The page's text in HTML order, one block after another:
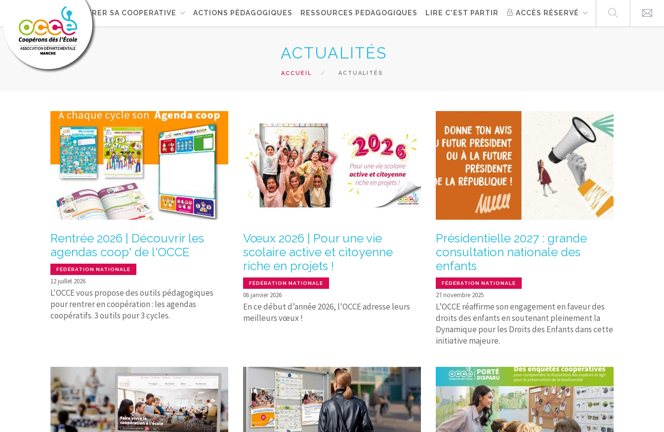
L'OCCE GERER SA COOPERATIVE ACTIONS PÉDAGOGIQUES RESSOURCES PEDAGOGIQUES LIRE C'EST PARTIR ACCÈS RÉSERVÉ
ACTUALITÉS
ACCUEIL ACTUALITÉS
Rentrée 2026 | Découvrir les
agendas coop' de l'OCCE
FÉDÉRATION NATIONALE
12 juillet 2026
L'OCCE vous propose des outils pédagogiques
pour rentrer en coopération : les agendas
coopératifs. 3 outils pour 3 cycles.
Vœux 2026 | Pour une vie
scolaire active et citoyenne
riche en projets !
FÉDÉRATION NATIONALE
06 janvier 2026
En ce début d’année 2026, l'OCCE adresse leurs
meilleurs vœux !
Présidentielle 2027 : grande
consultation nationale des
enfants
FÉDÉRATION NATIONALE
27 novembre 2025
L’OCCE réaffirme son engagement en faveur des
droits des enfants en soutenant pleinement la
Dynamique pour les Droits des Enfants dans cette
initiative majeure.